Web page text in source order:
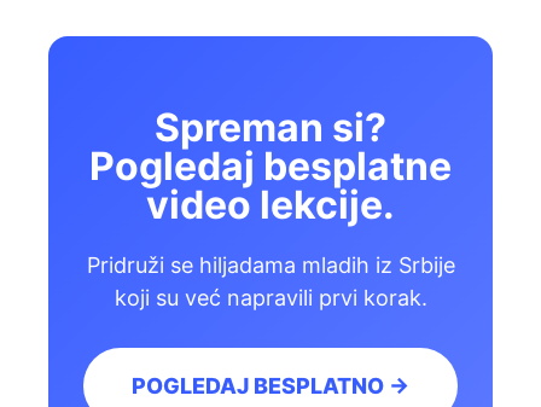
Spreman si?
Pogledaj besplatne
video lekcije.
Pridruži se hiljadama mladih iz Srbije
koji su već napravili prvi korak.
POGLEDAJ BESPLATNO →